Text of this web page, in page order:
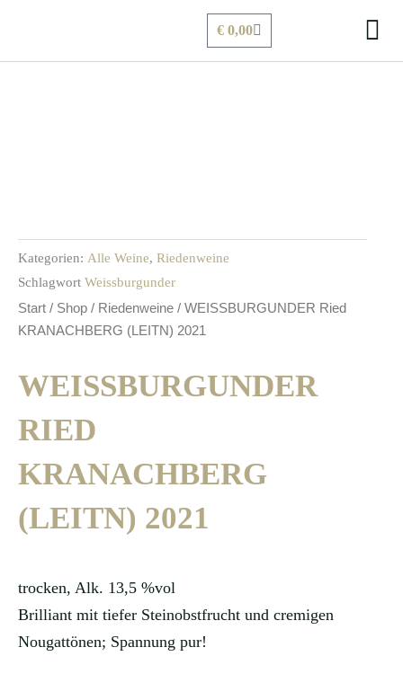
springen
€0,00Warenkorb
Kategorien: Alle Weine, Riedenweine
Schlagwort Weissburgunder
Start / Shop / Riedenweine / WEISSBURGUNDER Ried
KRANACHBERG (LEITN) 2021
WEISSBURGUNDER
RIED
KRANACHBERG
(LEITN) 2021
trocken, Alk. 13,5 %vol
Brilliant mit tiefer Steinobstfrucht und cremigen
Nougattönen; Spannung pur!